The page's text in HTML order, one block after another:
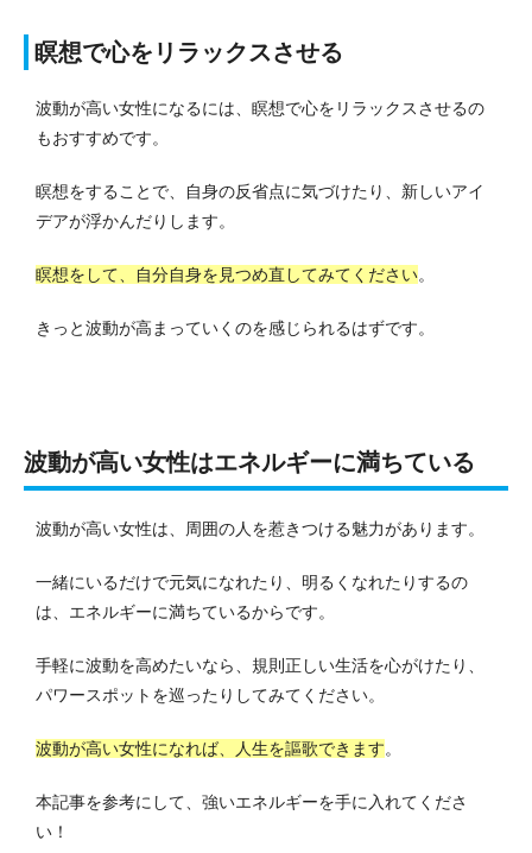
瞑想で心をリラックスさせる
波動が高い女性になるには、瞑想で心をリラックスさせるの
もおすすめです。
瞑想をすることで、自身の反省点に気づけたり、新しいアイ
デアが浮かんだりします。
瞑想をして、自分自身を見つめ直してみてください。
きっと波動が高まっていくのを感じられるはずです。
波動が高い女性はエネルギーに満ちている
波動が高い女性は、周囲の人を惹きつける魅力があります。
一緒にいるだけで元気になれたり、明るくなれたりするの
は、エネルギーに満ちているからです。
手軽に波動を高めたいなら、規則正しい生活を心がけたり、
パワースポットを巡ったりしてみてください。
波動が高い女性になれば、人生を謳歌できます。
本記事を参考にして、強いエネルギーを手に入れてくださ
い！